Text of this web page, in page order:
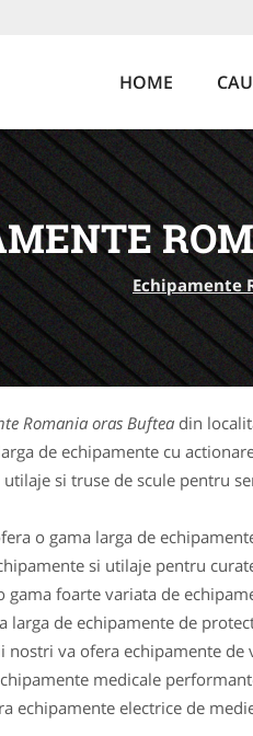
HOME
Echipamente
Romania oras Buftea din
de echipamente cu
si truse de scule
o gama larga de
si utilaje pentru
foarte variata de
larga de echipamente de
nostri va ofera echipamente
medicale
echipamente electrice de